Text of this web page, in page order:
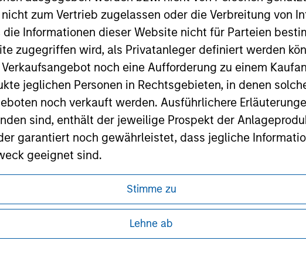
zum Vertrieb zugelassen oder die Verbreitung von
Informationen dieser Website nicht für Parteien
zugegriffen wird, als Privatanleger definiert werden
noch eine Aufforderung zu einem
jeglichen Personen in Rechtsgebieten, in denen
noch verkauft werden. Ausführlichere
sind, enthält der jeweilige Prospekt der
garantiert noch gewährleistet, dass jegliche
geeignet sind.
der Website erwähnten Fonds sollten nur auf
Halbjahresbericht enthalten sind („Angebotsunterlagen”).
Informationen entsprechen nach bestem Wissen
Stimme zu
Lehne ab
Morgan Stanley
Morgan Stanley Careers
lesen und akzeptieren, da in diesen bestimmte gesetzliche und
für die Verbreitung von Informationen zu den Anlageprodukten